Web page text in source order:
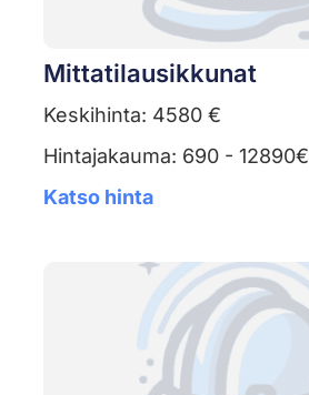
Mittatilausikkunat
Keskihinta: 4580 €
Hintajakauma: 690 - 12890€
Katso hinta